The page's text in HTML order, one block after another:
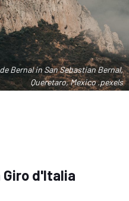
Bernal in San Sebastian Bernal,
Queretaro, Mexico .pexels
Giro d'Italia